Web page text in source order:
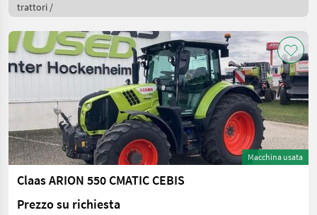
trattori /
Macchina usata
Claas ARION 550 CMATIC CEBIS
Prezzo su richiesta